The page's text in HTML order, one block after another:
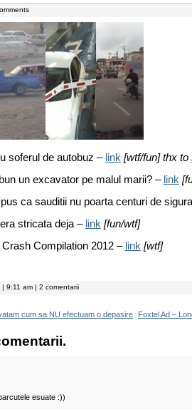
soferul de autobuz – link [wtf/fun] thx to
un excavator pe malul marii? – link
ca sauditii nu poarta centuri de
stricata deja – link [fun/wtf]
Compilation 2012 – link [wtf]
9:11 am | 2 comentarii
cum sa NU efectuam o depasire Foxtel Ad –
esuate :))